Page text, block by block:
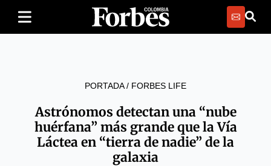
PORTADA/ FORBES LIFE
Astrónomos detectan una “nube
huérfana” más grande que la Vía
Láctea en “tierra de nadie” de la
galaxia